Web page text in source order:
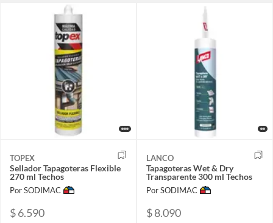
TOPEX
Sellador Tapagoteras Flexible
270 ml Techos
Por SODIMAC
$ 6.590
LANCO
Tapagoteras Wet & Dry
Transparente 300 ml Techos
Por SODIMAC
$ 8.090